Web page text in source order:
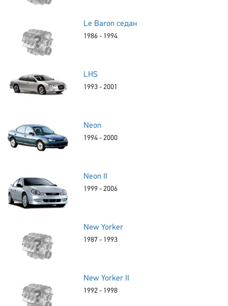
Le Baron седан
1986 - 1994
LHS
1993 - 2001
Neon
1994 - 2000
Neon II
1999 - 2006
New Yorker
1987 - 1993
New Yorker II
1992 - 1998